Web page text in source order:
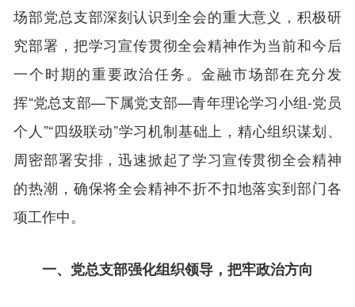
场部党总支部深刻认识到全会的重大意义，积极研
究部署，把学习宣传贯彻全会精神作为当前和今后
一个时期的重要政治任务。金融市场部在充分发
挥“党总支部—下属党支部—青年理论学习小组-党员
个人”“四级联动”学习机制基础上，精心组织谋划、
周密部署安排，迅速掀起了学习宣传贯彻全会精神
的热潮，确保将全会精神不折不扣地落实到部门各
项工作中。
一、党总支部强化组织领导，把牢政治方向